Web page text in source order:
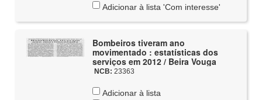
Adicionar à lista 'Com interesse'
Bombeiros tiveram ano
movimentado : estatísticas dos
serviços em 2012 / Beira Vouga
NCB: 23363
Adicionar à lista